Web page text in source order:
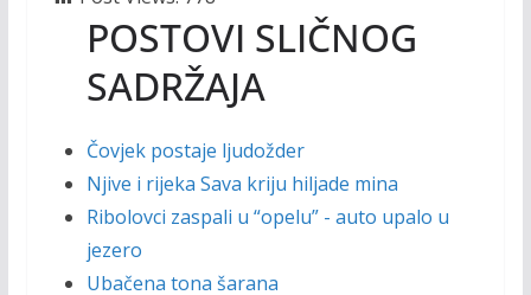
POSTOVI SLIČNOG
SADRŽAJA
Čovjek postaje ljudožder
Njive i rijeka Sava kriju hiljade mina
Ribolovci zaspali u “opelu” - auto upalo u
jezero
Ubačena tona šarana